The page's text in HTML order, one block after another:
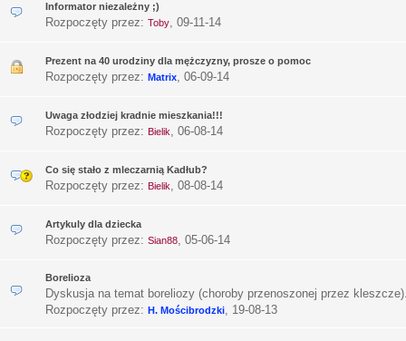
Informator niezależny ;)
Rozpoczęty przez: Toby, 09-11-14
Prezent na 40 urodziny dla mężczyzny, prosze o pomoc
Rozpoczęty przez: Matrix, 06-09-14
Uwaga złodziej kradnie mieszkania!!!
Rozpoczęty przez: Bielik, 06-08-14
Co się stało z mleczarnią Kadłub?
Rozpoczęty przez: Bielik, 08-08-14
Artykuly dla dziecka
Rozpoczęty przez: Sian88, 05-06-14
Borelioza
Dyskusja na temat boreliozy (choroby przenoszonej przez
Rozpoczęty przez: H. Mościbrodzki, 19-08-13